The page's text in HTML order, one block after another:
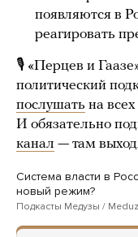
появляются в
реагировать
🎙 «Перцев и
политический
послушать на
И обязательно
канал — там
Система власти в
новый режим?
Подкасты Медузы /